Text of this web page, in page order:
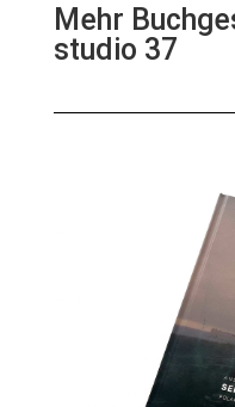
Mehr
studio 37